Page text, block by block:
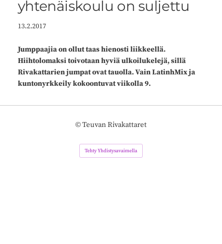
yhtenäiskoulu on suljettu
13.2.2017
Jumppaajia on ollut taas hienosti liikkeellä.
Hiihtolomaksi toivotaan hyviä ulkoilukelejä, sillä
Rivakattarien jumpat ovat tauolla. Vain LatinhMix ja
kuntonyrkkeily kokoontuvat viikolla 9.
©Teuvan Rivakattaret
Tehty Yhdistysavaimella